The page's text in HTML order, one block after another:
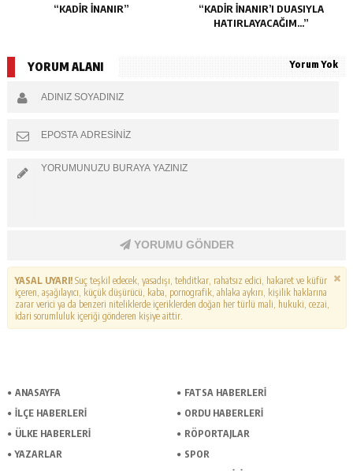
“KADIR İNANIR”
“KADIR İNANIR’I DUASIYLA
HATIRLAYACAĞIM…”
YORUM ALANI Yorum Yok
YORUMU GÖNDER
YASAL UYARI!Suç teşkil edecek, yasadışı, tehditkar, rahatsız edici, hakaret ve küfür
içeren, aşağılayıcı, küçük düşürücü, kaba, pornografik, ahlaka aykırı, kişilik haklarına
zarar verici ya da benzeri niteliklerde içeriklerden doğan her türlü mali, hukuki, cezai,
idari sorumluluk içeriği gönderen kişiye aittir.
ANASAYFA
FATSA HABERLERI
İLÇE HABERLERI
ORDU HABERLERI
ÜLKE HABERLERI
RÖPORTAJLAR
YAZARLAR
SPOR